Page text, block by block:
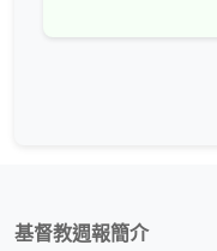
基督教週報簡介